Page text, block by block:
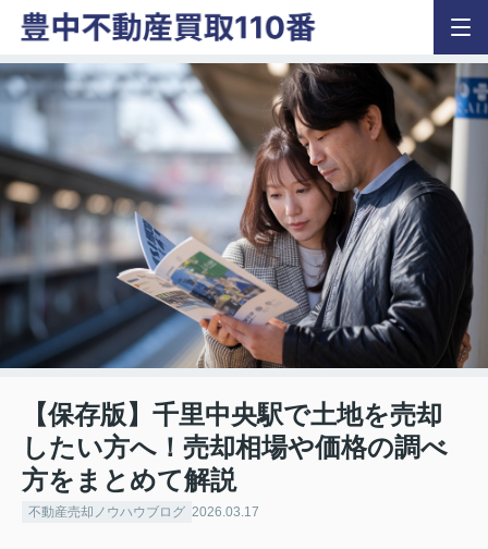
【保存版】千里中央駅で土地を売却
したい方へ！売却相場や価格の調べ
方をまとめて解説
不動産売却ノウハウブログ 2026.03.17